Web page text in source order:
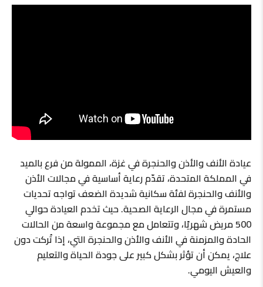
عيادة الأنف والأذن والحنجرة في غزة، الممولة من فرع بالميد
في المملكة المتحدة، تقدّم رعاية أساسية في مجالات الأذن
والأنف والحنجرة لفئة سكانية شديدة الضعف تواجه تحديات
مستمرة في مجال الرعاية الصحية. حيث تخدم العيادة حوالي
500 مريض شهريًا، وتتعامل مع مجموعة واسعة من الحالات
الحادة والمزمنة في الأنف والأذن والحنجرة التي، إذا تُركت دون
علاج، يمكن أن تؤثر بشكل كبير على جودة الحياة والتعليم
والعيش اليومي.